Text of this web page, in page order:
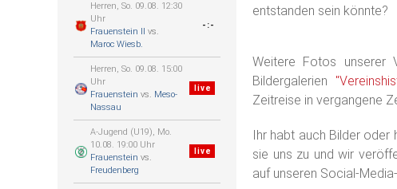
Herren, So. 09.08. 12:30
Uhr
Frauenstein II
vs.
Maroc Wiesb.
-:-
Herren, So. 09.08. 15:00
Uhr
Frauenstein vs. Meso-
Nassau
live
A-Jugend (U19), Mo.
10.08. 19:00 Uhr
Frauenstein vs.
Freudenberg
live
entstanden sein könnte?
Weitere Fotos unserer
Bildergalerien
Zeitreise in vergangene
Ihr habt auch Bilder oder
sie uns zu und wir
auf unseren Social-